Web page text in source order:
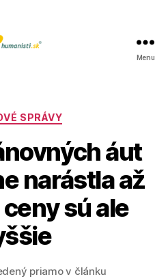
Menu
Kategórie
SPRÁVY
áut
narástla až
sú ale
priamo v článku